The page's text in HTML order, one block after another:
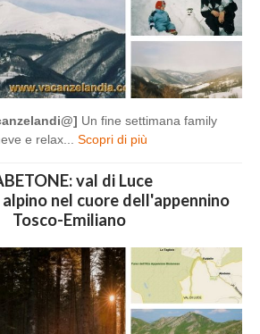
Un fine settimana family
e relax... Scopri di più
val di Luce
nel cuore dell'appennino
Tosco-Emiliano